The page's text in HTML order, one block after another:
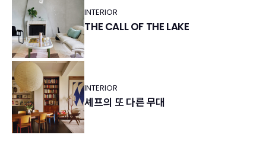
INTERIOR
THE CALL OF THE LAKE
INTERIOR
셰프의 또 다른 무대